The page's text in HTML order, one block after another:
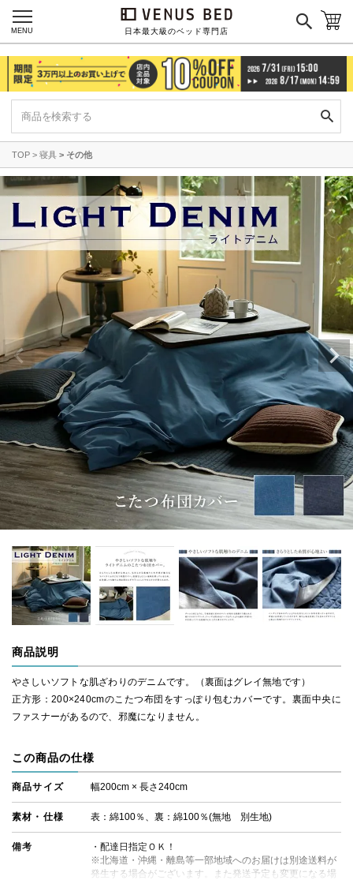
日本最大級のベッド専門店
MENU
TOP 寝具 その他
商品説明
やさしいソフトな肌ざわりのデニムです。（裏面はグレイ無地です）
正方形：200×240cmのこたつ布団をすっぽり包むカバーです。裏面中央に
ファスナーがあるので、邪魔になりません。
この商品の仕様
商品サイズ 幅200cm × 長さ240cm
素材・仕様 表：綿100％、裏：綿100％(無地 別生地)
備考
・配達日指定ＯＫ！
※北海道・沖縄・離島等一部地域へのお届けは別途送料が
発生する場合がございます。また発送予定も変更になる場